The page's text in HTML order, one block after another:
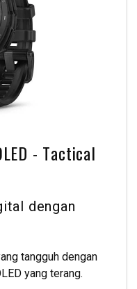
- Tactical
dengan
tangguh dengan
yang terang.